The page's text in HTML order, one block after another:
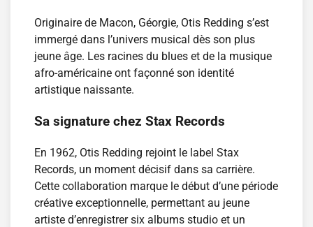
Originaire de Macon, Géorgie, Otis Redding s’est
immergé dans l’univers musical dès son plus
jeune âge. Les racines du blues et de la musique
afro-américaine ont façonné son identité
artistique naissante.
Sa signature chez Stax Records
En 1962, Otis Redding rejoint le label Stax
Records, un moment décisif dans sa carrière.
Cette collaboration marque le début d’une période
créative exceptionnelle, permettant au jeune
artiste d’enregistrer six albums studio et un